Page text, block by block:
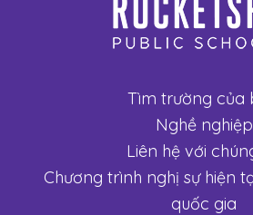
Tìm trường của
Nghề nghiệp
Liên hệ với
Chương trình nghị sự hiện
quốc gia